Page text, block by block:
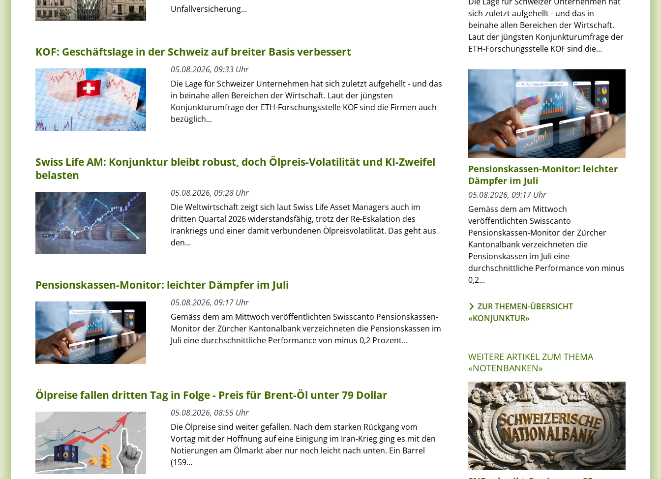
Unfallversicherung...
KOF: Geschäftslage in der Schweiz auf breiter Basis verbessert
05.08.2026, 09:33 Uhr
Die Lage für Schweizer Unternehmen hat sich zuletzt aufgehellt - und das
in beinahe allen Bereichen der Wirtschaft. Laut der jüngsten
Konjunkturumfrage der ETH-Forschungsstelle KOF sind die Firmen auch
bezüglich...
Swiss Life AM: Konjunktur bleibt robust, doch Ölpreis-Volatilität und KI-Zweifel
belasten
05.08.2026, 09:28 Uhr
Die Weltwirtschaft zeigt sich laut Swiss Life Asset Managers auch im
dritten Quartal 2026 widerstandsfähig, trotz der Re-Eskalation des
Irankriegs und einer damit verbundenen Ölpreisvolatilität. Das geht aus
den...
Pensionskassen-Monitor: leichter Dämpfer im Juli
05.08.2026, 09:17 Uhr
Gemäss dem am Mittwoch veröffentlichten Swisscanto Pensionskassen-
Monitor der Zürcher Kantonalbank verzeichneten die Pensionskassen im
Juli eine durchschnittliche Performance von minus 0,2 Prozent...
Ölpreise fallen dritten Tag in Folge - Preis für Brent-Öl unter 79 Dollar
05.08.2026, 08:55 Uhr
Die Ölpreise sind weiter gefallen. Nach dem starken Rückgang vom
Vortag mit der Hoffnung auf eine Einigung im Iran-Krieg ging es mit den
Notierungen am Ölmarkt aber nur noch leicht nach unten. Ein Barrel
(159...
sich zuletzt aufgehellt - und das in
beinahe allen Bereichen der Wirtschaft.
Laut der jüngsten Konjunkturumfrage der
ETH-Forschungsstelle KOF sind die...
Pensionskassen-Monitor: leichter
Dämpfer im Juli
05.08.2026, 09:17 Uhr
Gemäss dem am Mittwoch
veröffentlichten Swisscanto
Pensionskassen-Monitor der Zürcher
Kantonalbank verzeichneten die
Pensionskassen im Juli eine
durchschnittliche Performance von minus
0,2...
ZUR THEMEN-ÜBERSICHT
«KONJUNKTUR»
WEITERE ARTIKEL ZUM THEMA
«NOTENBANKEN»